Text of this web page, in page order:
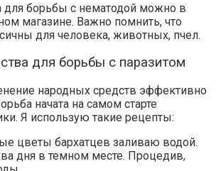
для борьбы с нематодой можно в
магазине. Важно помнить, что
для человека, животных, пчел.
для борьбы с паразитом
народных средств эффективно
начата на самом старте
Я использую такие рецепты:
цветы бархатцев заливаю водой.
дня в темном месте. Процедив,